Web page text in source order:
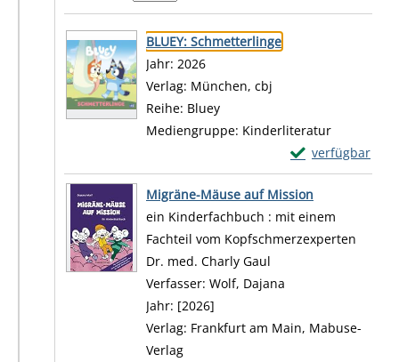
Suchergebnis
Zu den Suchfiltern springen
BLUEY: Schmetterlinge
Suche nach diesem Verfasser
Jahr: 2026
Verlag: München, cbj
Reihe: Bluey
Mediengruppe: Kinderliteratur
verfügbar
Exemplar-
Zum Download
Migräne-Mäuse auf Mission
ein Kinderfachbuch : mit einem
Fachteil vom Kopfschmerzexperten
Dr. med. Charly Gaul
Verfasser: Wolf, Dajana
Jahr: [2026]
Verlag: Frankfurt am Main, Mabuse-
Verlag